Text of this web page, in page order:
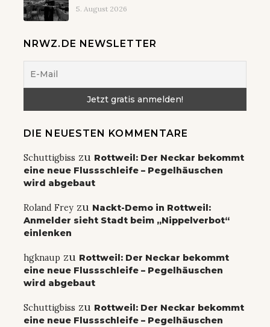
5. August 2026
NRWZ.DE NEWSLETTER
DIE NEUESTEN KOMMENTARE
Schuttigbiss zu Rottweil: Der Neckar bekommt
eine neue Flussschleife – Pegelhäuschen
wird abgebaut
Roland Frey zu Nackt-Demo in Rottweil:
Anmelder sieht Stadt beim „Nippelverbot“
einlenken
hgknaup zu Rottweil: Der Neckar bekommt
eine neue Flussschleife – Pegelhäuschen
wird abgebaut
Schuttigbiss zu Rottweil: Der Neckar bekommt
eine neue Flussschleife – Pegelhäuschen